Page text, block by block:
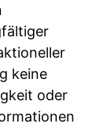
keine
oder